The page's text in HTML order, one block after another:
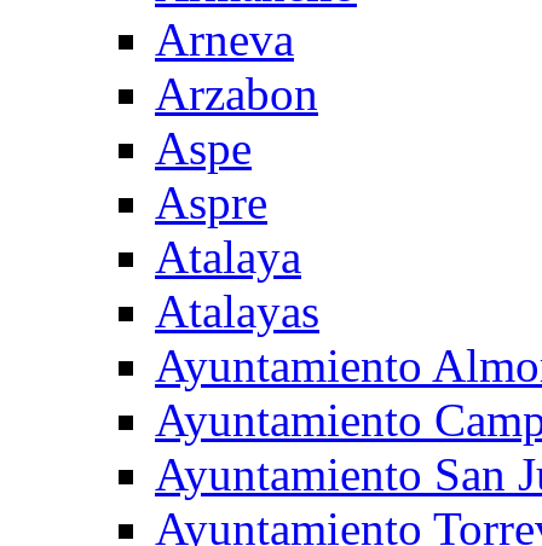
Arneva
Arzabon
Aspe
Aspre
Atalaya
Atalayas
Ayuntamiento
Ayuntamiento
Ayuntamiento San
Ayuntamiento